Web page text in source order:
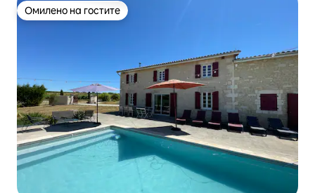
Омилено на гостите
Омилено на гостите